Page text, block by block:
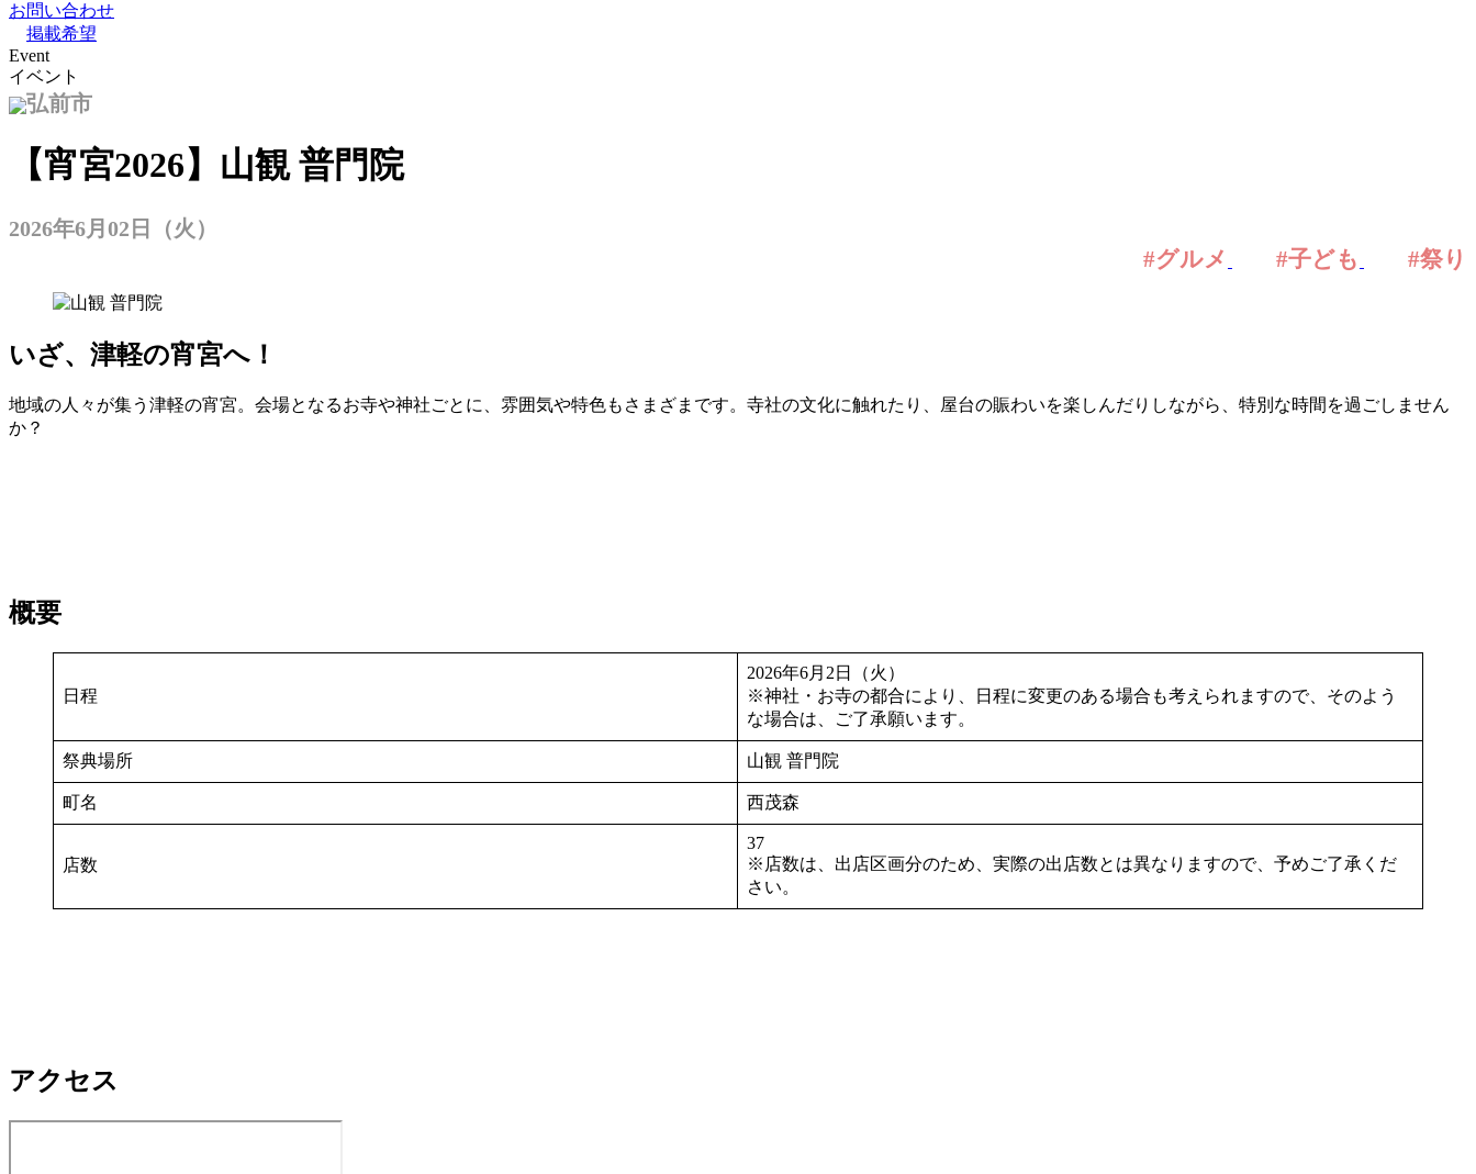
お問い合わせ
掲載希望
Event
イベント
弘前市
【宵宮2026】山観 普門院
2026年6月02日（火）
#グルメ #子ども #祭り
いざ、津軽の宵宮へ ！
地域の人々が集う津軽の宵宮。会場となるお寺や神社ごとに、雰囲気や特色もさまざまです。寺社の文化に触れたり、屋台の賑わいを楽しんだりしながら、特別な時間を過ごしません
か？
概要
日程
2026年6月2日（火）
※神社・お寺の都合により、日程に変更のある場合も考えられますので、そのよう
な場合は、ご了承願います。
祭典場所 山観 普門院
町名 西茂森
店数
37
※店数は、出店区画分のため、実際の出店数とは異なりますので、予めご了承くだ
さい。
アクセス